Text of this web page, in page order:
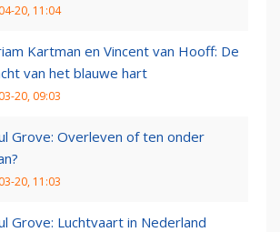
20, 11:04
Kartman en Vincent van Hooff: De
van het blauwe hart
20, 09:03
Grove: Overleven of ten onder
20, 11:03
Grove: Luchtvaart in Nederland